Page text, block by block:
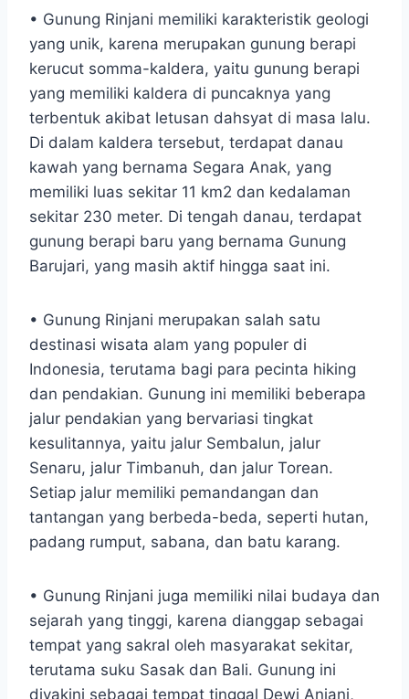
• Gunung Rinjani memiliki karakteristik geologi
yang unik, karena merupakan gunung berapi
kerucut somma-kaldera, yaitu gunung berapi
yang memiliki kaldera di puncaknya yang
terbentuk akibat letusan dahsyat di masa lalu.
Di dalam kaldera tersebut, terdapat danau
kawah yang bernama Segara Anak, yang
memiliki luas sekitar 11 km2 dan kedalaman
sekitar 230 meter. Di tengah danau, terdapat
gunung berapi baru yang bernama Gunung
Barujari, yang masih aktif hingga saat ini.
• Gunung Rinjani merupakan salah satu
destinasi wisata alam yang populer di
Indonesia, terutama bagi para pecinta hiking
dan pendakian. Gunung ini memiliki beberapa
jalur pendakian yang bervariasi tingkat
kesulitannya, yaitu jalur Sembalun, jalur
Senaru, jalur Timbanuh, dan jalur Torean.
Setiap jalur memiliki pemandangan dan
tantangan yang berbeda-beda, seperti hutan,
padang rumput, sabana, dan batu karang.
• Gunung Rinjani juga memiliki nilai budaya dan
sejarah yang tinggi, karena dianggap sebagai
tempat yang sakral oleh masyarakat sekitar,
terutama suku Sasak dan Bali. Gunung ini
diyakini sebagai tempat tinggal Dewi Anjani,